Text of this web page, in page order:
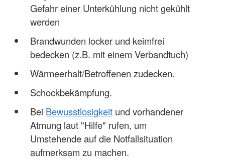
Gefahr einer Unterkühlung nicht gekühlt
werden
Brandwunden locker und keimfrei
bedecken (z.B. mit einem Verbandtuch)
Wärmeerhalt/Betroffenen zudecken.
Schockbekämpfung.
Bei Bewusstlosigkeitund vorhandener
Atmung laut "Hilfe" rufen, um
Umstehende auf die Notfallsituation
aufmerksam zu machen.